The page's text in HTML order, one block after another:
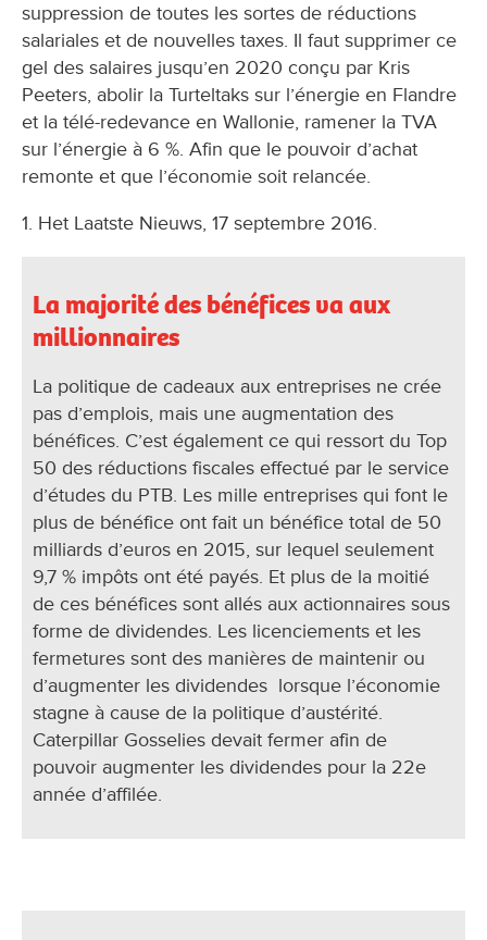
suppression de toutes les sortes de réductions
salariales et de nouvelles taxes. Il faut supprimer ce
gel des salaires jusqu’en 2020 conçu par Kris
Peeters, abolir la Turteltaks sur l’énergie en Flandre
et la télé-redevance en Wallonie, ramener la TVA
sur l’énergie à 6 %. Afin que le pouvoir d’achat
remonte et que l’économie soit relancée.
1. Het Laatste Nieuws, 17 septembre 2016.
La majorité des bénéfices va aux
millionnaires
La politique de cadeaux aux entreprises ne crée
pas d’emplois, mais une augmentation des
bénéfices. C’est également ce qui ressort du Top
50 des réductions fiscales effectué par le service
d’études du PTB. Les mille entreprises qui font le
plus de bénéfice ont fait un bénéfice total de 50
milliards d’euros en 2015, sur lequel seulement
9,7 % impôts ont été payés. Et plus de la moitié
de ces bénéfices sont allés aux actionnaires sous
forme de dividendes. Les licenciements et les
fermetures sont des manières de maintenir ou
d’augmenter les dividendes lorsque l’économie
stagne à cause de la politique d’austérité.
Caterpillar Gosselies devait fermer afin de
pouvoir augmenter les dividendes pour la 22e
année d’affilée.